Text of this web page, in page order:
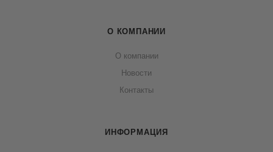
О КОМПАНИИ
О компании
Новости
Контакты
ИНФОРМАЦИЯ